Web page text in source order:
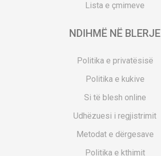
Lista e çmimeve
NDIHMË NË BLERJE
Politika e privatësisë
Politika e kukive
Si të blesh online
Udhëzuesi i regjistrimit
Metodat e dërgesave
Politika e kthimit